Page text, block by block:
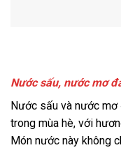
Nước sấu, nước mơ
Nước sấu và nước
trong mùa hè, với
Món nước này không